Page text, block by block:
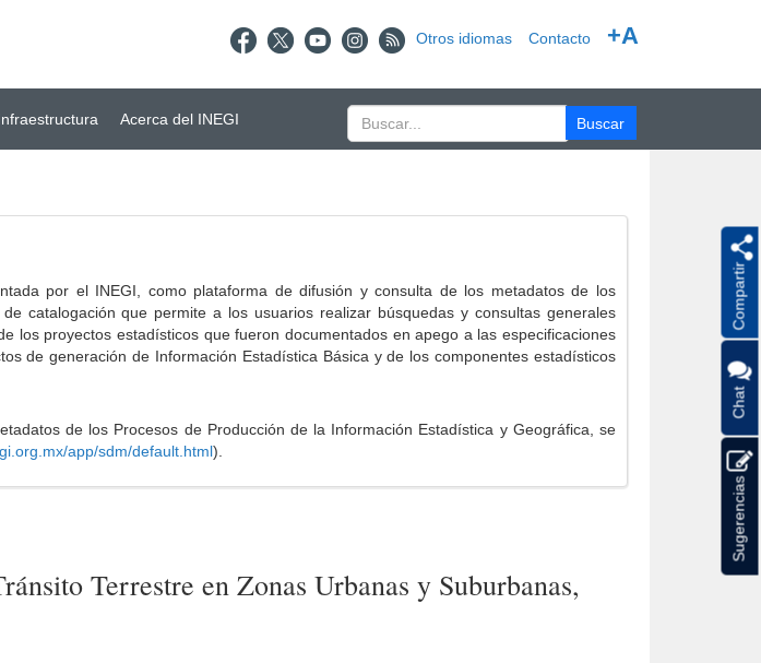
Otros idiomas Contacto +A
Acerca del INEGI
por el INEGI, como plataforma de difusión y consulta de los metadatos de los
catalogación que permite a los usuarios realizar búsquedas y consultas generales
los proyectos estadísticos que fueron documentados en apego a las especificaciones
de generación de Información Estadística Básica y de los componentes estadísticos
de los Procesos de Producción de la Información Estadística y Geográfica, se
app/sdm/default.html).
Terrestre en Zonas Urbanas y Suburbanas,
Compartir
Chat
Sugerencias